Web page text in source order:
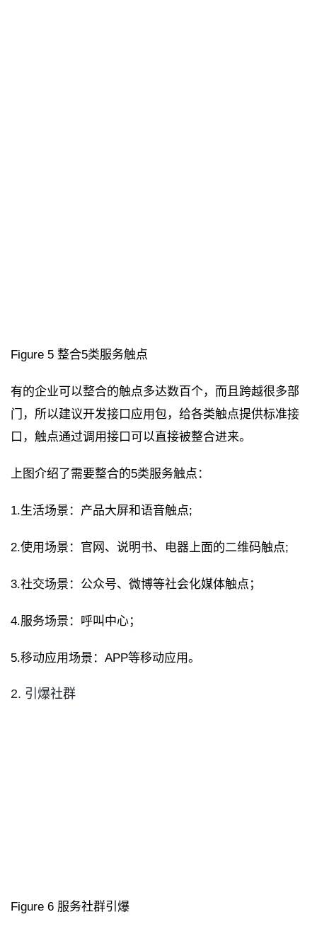
Figure 5 整合5类服务触点
有的企业可以整合的触点多达数百个，而且跨越很多部
门，所以建议开发接口应用包，给各类触点提供标准接
口，触点通过调用接口可以直接被整合进来。
上图介绍了需要整合的5类服务触点：
1.生活场景：产品大屏和语音触点;
2.使用场景：官网、说明书、电器上面的二维码触点;
3.社交场景：公众号、微博等社会化媒体触点；
4.服务场景：呼叫中心；
5.移动应用场景：APP等移动应用。
2. 引爆社群
Figure 6 服务社群引爆